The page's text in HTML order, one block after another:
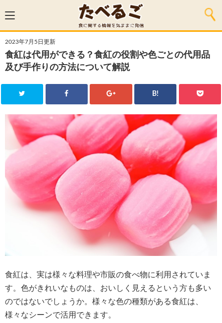
2023年7月5日更新
食紅は代用ができる？食紅の役割や色ごとの代用品
及び手作りの方法について解説
B!
食紅は、実は様々な料理や市販の食べ物に利用されていま
す。色がきれいなものは、おいしく見えるという方も多い
のではないでしょうか。様々な色の種類がある食紅は、
様々なシーンで活用できます。